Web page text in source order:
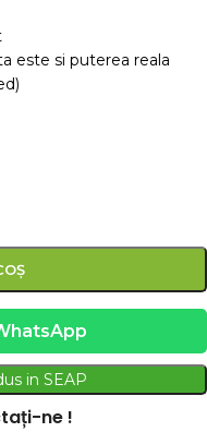
este si puterea reala
in SEAP
ne !